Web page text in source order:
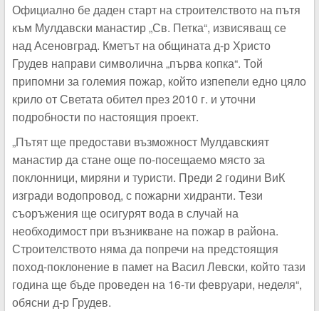
Официално бе даден старт на строителството на пътя
към Мулдавски манастир „Св. Петка“, извисяващ се
над Асеновград. Кметът на общината д-р Христо
Грудев направи символична „първа копка“. Той
припомни за големия пожар, който изпепели едно цяло
крило от Светата обител през 2010 г. и уточни
подробности по настоящия проект.
„Пътят ще предостави възможност Мулдавският
манастир да стане още по-посещаемо място за
поклонници, миряни и туристи. Преди 2 години ВиК
изгради водопровод, с пожарни хидранти. Тези
съоръжения ще осигурят вода в случай на
необходимост при възникване на пожар в района.
Строителството няма да попречи на предстоящия
поход-поклонение в памет на Васил Левски, който тази
година ще бъде проведен на 16-ти февруари, неделя“,
обясни д-р Грудев.